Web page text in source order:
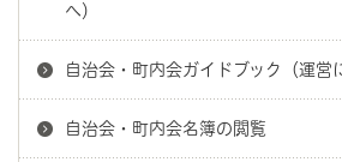
へ）
自治会・町内会ガイドブック（運営
自治会・町内会名簿の閲覧